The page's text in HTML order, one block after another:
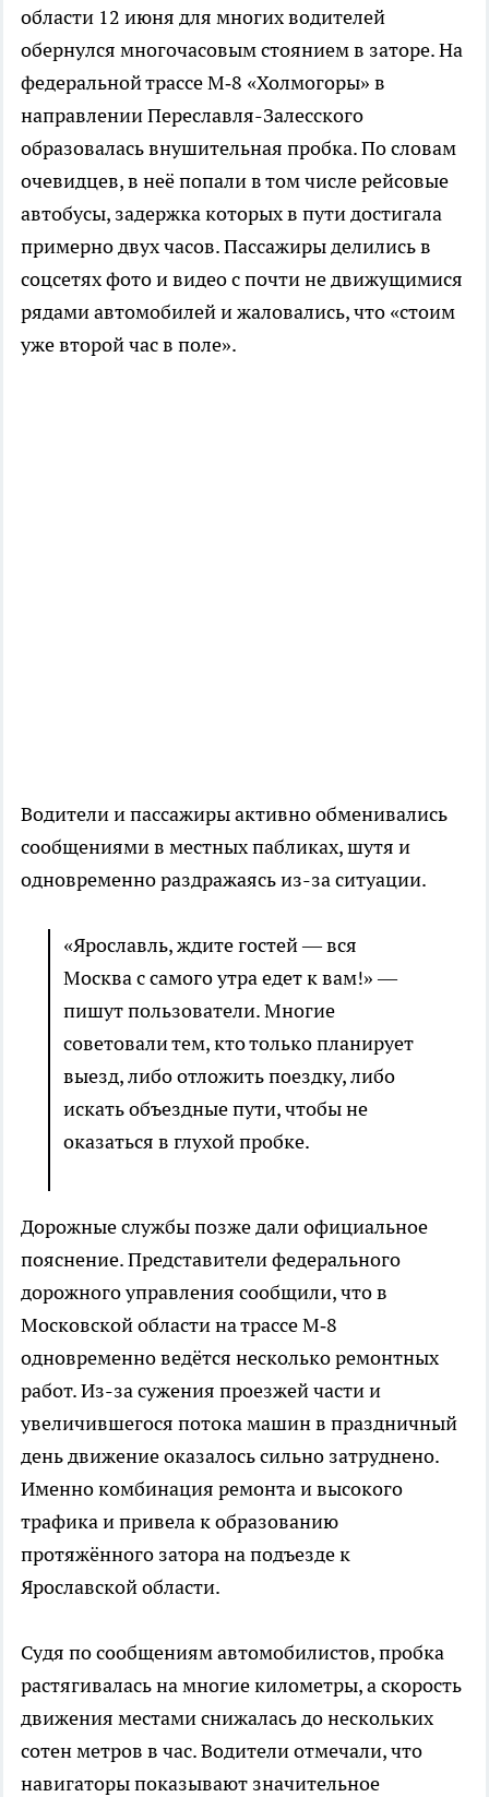
области 12 июня для многих водителей
обернулся многочасовым стоянием в заторе. На
федеральной трассе М‑8 «Холмогоры» в
направлении Переславля-Залесского
образовалась внушительная пробка. По словам
очевидцев, в неё попали в том числе рейсовые
автобусы, задержка которых в пути достигала
примерно двух часов. Пассажиры делились в
соцсетях фото и видео с почти не движущимися
рядами автомобилей и жаловались, что «стоим
уже второй час в поле».
Водители и пассажиры активно обменивались
сообщениями в местных пабликах, шутя и
одновременно раздражаясь из-за ситуации.
«Ярославль, ждите гостей — вся
Москва с самого утра едет к вам!» —
пишут пользователи. Многие
советовали тем, кто только планирует
выезд, либо отложить поездку, либо
искать объездные пути, чтобы не
оказаться в глухой пробке.
Дорожные службы позже дали официальное
пояснение. Представители федерального
дорожного управления сообщили, что в
Московской области на трассе М‑8
одновременно ведётся несколько ремонтных
работ. Из-за сужения проезжей части и
увеличившегося потока машин в праздничный
день движение оказалось сильно затруднено.
Именно комбинация ремонта и высокого
трафика и привела к образованию
протяжённого затора на подъезде к
Ярославской области.
Судя по сообщениям автомобилистов, пробка
растягивалась на многие километры, а скорость
движения местами снижалась до нескольких
сотен метров в час. Водители отмечали, что
навигаторы показывают значительное